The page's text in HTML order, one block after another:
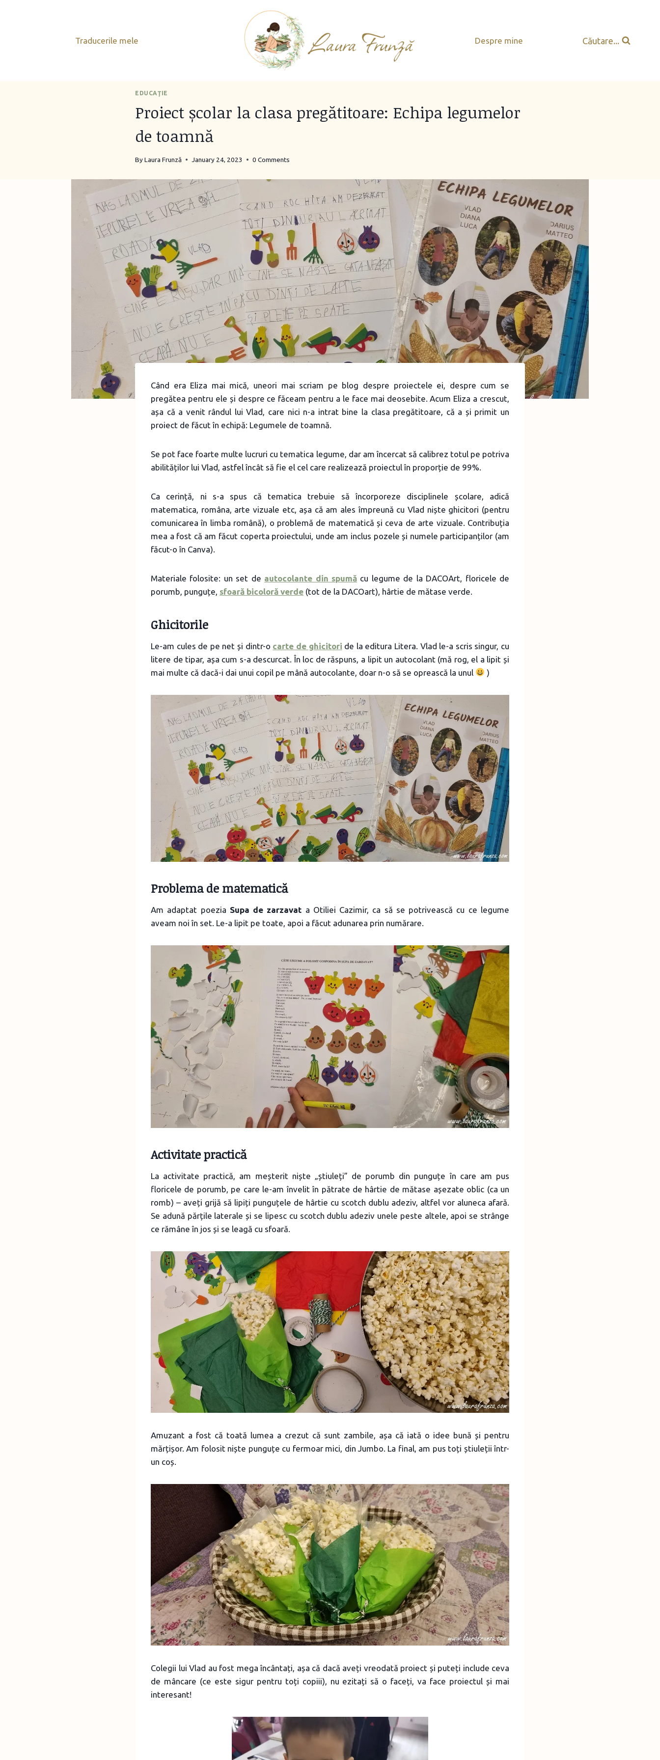
Traducerile mele
Despre mine Căutare...
EDUCAŢIE
Proiect școlar la clasa pregătitoare: Echipa legumelor
de toamnă
ByLaura Frunză January 24, 2023 0 Comments
Când era Eliza mai mică, uneori mai scriam pe blog despre proiectele ei, despre cum se
pregătea pentru ele și despre ce făceam pentru a le face mai deosebite. Acum Eliza a crescut,
așa că a venit rândul lui Vlad, care nici n-a intrat bine la clasa pregătitoare, că a și primit un
proiect de făcut în echipă: Legumele de toamnă.
Se pot face foarte multe lucruri cu tematica legume, dar am încercat să calibrez totul pe potriva
abilităților lui Vlad, astfel încât să fie el cel care realizează proiectul în proporție de 99%.
Ca cerință, ni s-a spus că tematica trebuie să încorporeze disciplinele școlare, adică
matematica, româna, arte vizuale etc, așa că am ales împreună cu Vlad niște ghicitori (pentru
comunicarea în limba română), o problemă de matematică și ceva de arte vizuale. Contribuția
mea a fost că am făcut coperta proiectului, unde am inclus pozele și numele participanților (am
făcut-o în Canva).
Materiale folosite: un set de autocolante din spumă cu legume de la DACOArt, floricele de
porumb, punguțe, sfoară bicoloră verde (tot de la DACOart), hârtie de mătase verde.
Ghicitorile
Le-am cules de pe net și dintr-o carte de ghicitori de la editura Litera. Vlad le-a scris singur, cu
litere de tipar, așa cum s-a descurcat. În loc de răspuns, a lipit un autocolant (mă rog, el a lipit și
mai multe că dacă-i dai unui copil pe mână autocolante, doar n-o să se oprească la unul
)
Problema de matematică
Am adaptat poezia Supa de zarzavat a Otiliei Cazimir, ca să se potrivească cu ce legume
aveam noi în set. Le-a lipit pe toate, apoi a făcut adunarea prin numărare.
Activitate practică
La activitate practică, am meșterit niște „știuleți” de porumb din punguțe în care am pus
floricele de porumb, pe care le-am învelit în pătrate de hârtie de mătase așezate oblic (ca un
romb) – aveți grijă să lipiți punguțele de hârtie cu scotch dublu adeziv, altfel vor aluneca afară.
Se adună părțile laterale și se lipesc cu scotch dublu adeziv unele peste altele, apoi se strânge
ce rămâne în jos și se leagă cu sfoară.
Amuzant a fost că toată lumea a crezut că sunt zambile, așa că iată o idee bună și pentru
mărțișor. Am folosit niște punguțe cu fermoar mici, din Jumbo. La final, am pus toți știuleții într-
un coș.
Colegii lui Vlad au fost mega încântați, așa că dacă aveți vreodată proiect și puteți include ceva
de mâncare (ce este sigur pentru toți copiii), nu ezitați să o faceți, va face proiectul și mai
interesant!